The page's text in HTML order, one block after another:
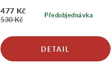
o
d
Předobjednávka
477 Kč
530 Kč